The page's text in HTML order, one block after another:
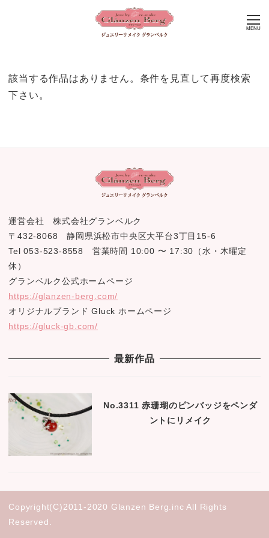
MENU
該当する作品はありません。条件を見直して再度検索
下さい。
運営会社 株式会社グランベルク
〒432-8068 静岡県浜松市中央区大平台3丁目15-6
Tel 053-523-8558 営業時間 10:00 〜 17:30（水・木曜定
休）
グランベルク公式ホームページ
https://glanzen-berg.com/
オリジナルブランド Gluck ホームページ
https://gluck-gb.com/
最新作品
No.3311 赤珊瑚のピンバッジをペンダ
ントにリメイク
Copyright(C)2011-2020 Glanzen Berg.inc All Rights
Reserved.